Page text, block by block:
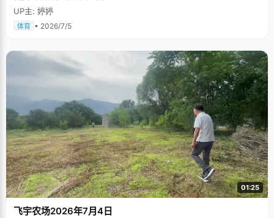
UP主: 婷婷
体育 • 2026/7/5
01:25
飞宇农场2026年7月4日